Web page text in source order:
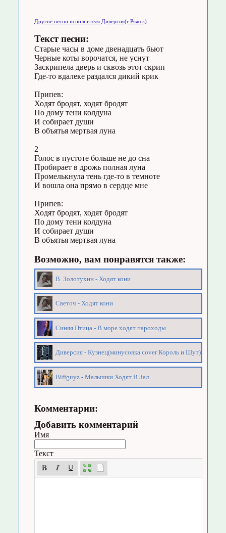
Другие песни исполнителя Диверсия(г.Ряжск)
Текст песни:
Старые часы в доме двенадцать бьют
Черные коты ворочатся, не уснут
Заскрипела дверь и сквозь этот скрип
Где-то вдалеке раздался дикий крик
Припев:
Ходят бродят, ходят бродят
По дому тени колдуна
И собирает души
В объятья мертвая луна
2
Голос в пустоте больше не до сна
Пробирает в дрожь полная луна
Промелькнула тень где-то в темноте
И вошла она прямо в сердце мне
Припев:
Ходят бродят, ходят бродят
По дому тени колдуна
И собирает души
В объятья мертвая луна
Возможно, вам понравятся также:
В. Золотухин - Ходят кони
Светоч - Ходят кони
Синяя Птица - В море ходят пароходы
Диверсия - Кузнец(минусовка cover Король и Шут)
Biffguyz - Малышки Ходят В Зал
Комментарии:
Добавить комментарий
Имя
Текст